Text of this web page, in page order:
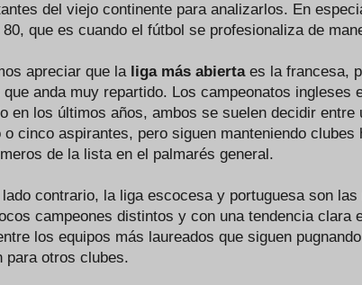
del viejo continente para analizarlos. En
que es cuando el fútbol se profesionaliza de
apreciar que la liga más abiertaes la francesa,
anda muy repartido. Los campeonatos ingleses
en los últimos años, ambos se suelen decidir entre
o cinco aspirantes, pero siguen manteniendo clubes
de la lista en el palmarés general.
contrario, la liga escocesa y portuguesa son las
campeones distintos y con una tendencia clara
los equipos más laureados que siguen
para otros clubes.